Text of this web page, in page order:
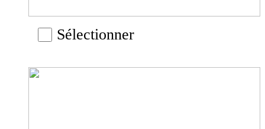
Sélectionner